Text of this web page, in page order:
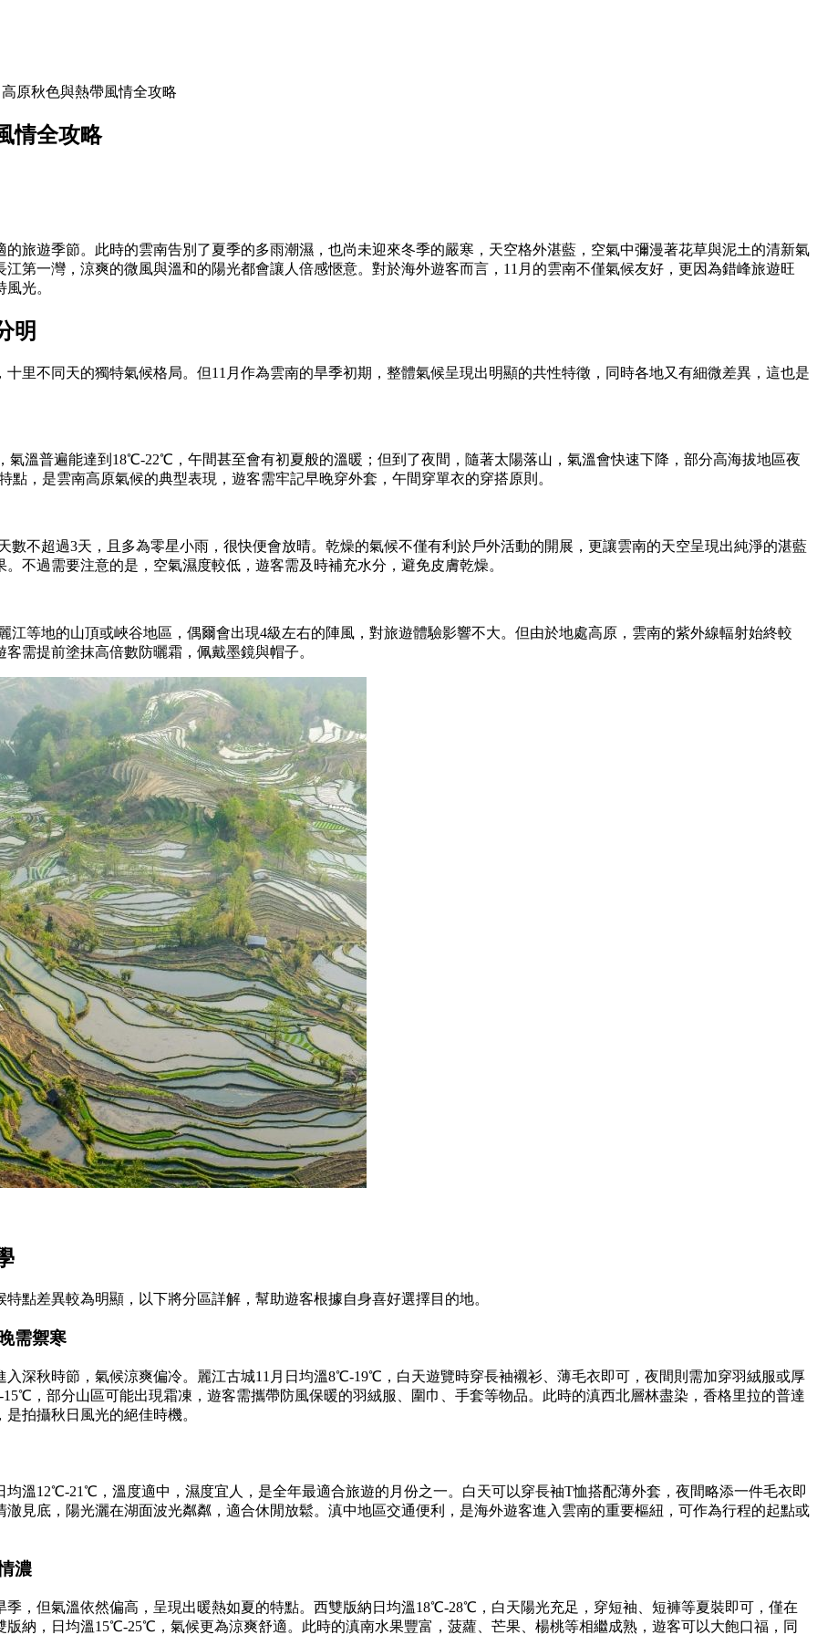
原秋色與熱帶風情全攻略
情全攻略
旅遊季節。此時的雲南告別了夏季的多雨潮濕，也尚未迎來冬季的嚴寒，天空格外湛藍，空氣中彌漫著花草與泥土的清新氣
第一灣，涼爽的微風與溫和的陽光都會讓人倍感愜意。對於海外遊客而言，11月的雲南不僅氣候友好，更因為錯峰旅遊旺
光。
明
里不同天的獨特氣候格局。但11月作為雲南的旱季初期，整體氣候呈現出明顯的共性特徵，同時各地又有細微差異，這也是
溫普遍能達到18℃-22℃，午間甚至會有初夏般的溫暖；但到了夜間，隨著太陽落山，氣溫會快速下降，部分高海拔地區夜
，是雲南高原氣候的典型表現，遊客需牢記早晚穿外套，午間穿單衣的穿搭原則。
數不超過3天，且多為零星小雨，很快便會放晴。乾燥的氣候不僅有利於戶外活動的開展，更讓雲南的天空呈現出純淨的湛藍
不過需要注意的是，空氣濕度較低，遊客需及時補充水分，避免皮膚乾燥。
江等地的山頂或峽谷地區，偶爾會出現4級左右的陣風，對旅遊體驗影響不大。但由於地處高原，雲南的紫外線輻射始終較
需提前塗抹高倍數防曬霜，佩戴墨鏡與帽子。
點差異較為明顯，以下將分區詳解，幫助遊客根據自身喜好選擇目的地。
需禦寒
入深秋時節，氣候涼爽偏冷。麗江古城11月日均溫8℃-19℃，白天遊覽時穿長袖襯衫、薄毛衣即可，夜間則需加穿羽絨服或厚
，部分山區可能出現霜凍，遊客需攜帶防風保暖的羽絨服、圍巾、手套等物品。此時的滇西北層林盡染，香格里拉的普達
拍攝秋日風光的絕佳時機。
溫12℃-21℃，溫度適中，濕度宜人，是全年最適合旅遊的月份之一。白天可以穿長袖T恤搭配薄外套，夜間略添一件毛衣即
見底，陽光灑在湖面波光粼粼，適合休閒放鬆。滇中地區交通便利，是海外遊客進入雲南的重要樞紐，可作為行程的起點或
濃
，但氣溫依然偏高，呈現出暖熱如夏的特點。西雙版納日均溫18℃-28℃，白天陽光充足，穿短袖、短褲等夏裝即可，僅在
納，日均溫15℃-25℃，氣候更為涼爽舒適。此時的滇南水果豐富，菠蘿、芒果、楊桃等相繼成熟，遊客可以大飽口福，同